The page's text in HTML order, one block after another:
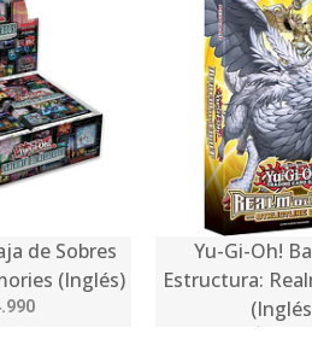
de Sobres
(Inglés)
Yu-Gi-Oh!
Estructura: